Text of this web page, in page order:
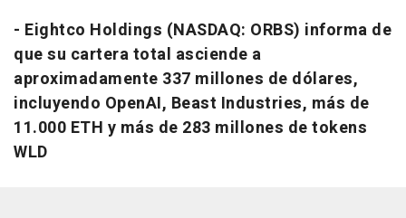
- Eightco Holdings (NASDAQ: ORBS) informa de
que su cartera total asciende a
aproximadamente 337 millones de dólares,
incluyendo OpenAI, Beast Industries, más de
11.000 ETH y más de 283 millones de tokens
WLD